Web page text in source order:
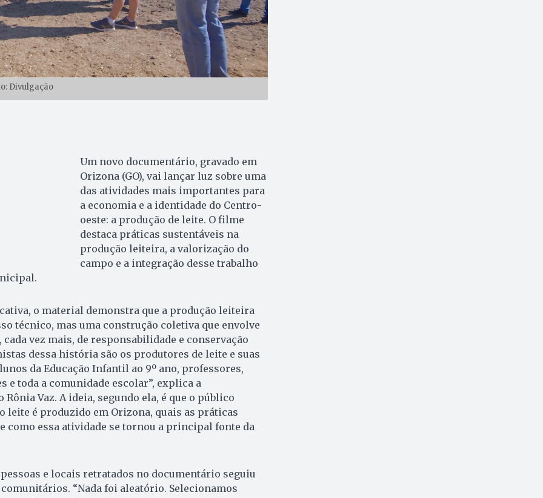
Divulgação
Um novo documentário, gravado em
Orizona (GO), vai lançar luz sobre uma
das atividades mais importantes para
a economia e a identidade do Centro-
oeste: a produção de leite. O filme
destaca práticas sustentáveis na
produção leiteira, a valorização do
campo e a integração desse trabalho
o material demonstra que a produção leiteira
técnico, mas uma construção coletiva que envolve
cada vez mais, de responsabilidade e conservação
dessa história são os produtores de leite e suas
da Educação Infantil ao 9º ano, professores,
e toda a comunidade escolar”, explica a
Vaz. A ideia, segundo ela, é que o público
leite é produzido em Orizona, quais as práticas
como essa atividade se tornou a principal fonte da
e locais retratados no documentário seguiu
“Nada foi aleatório. Selecionamos